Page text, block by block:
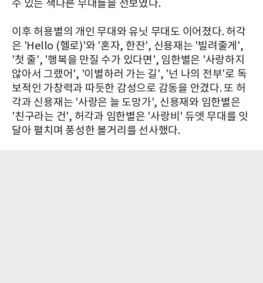
수 있는 색다른 무대들을 선보였다.
이후 허용별의 개인 무대와 유닛 무대도 이어졌다. 허각
은 'Hello (헬로)'와 '혼자, 한잔', 신용재는 '빌려줄게',
'첫 줄', '행복을 만질 수가 있다면', 임한별은 '사랑하지
않아서 그랬어', '이별하러 가는 길', '넌 나의 전부'로 독
보적인 가창력과 따듯한 감성으로 감동을 안겼다. 또 허
각과 신용재는 '사랑은 늘 도망가', 신용재와 임한별은
'친구라는 건', 허각과 임한별은 '사랑비' 듀엣 무대를 잇
달아 펼치며 풍성한 볼거리를 선사했다.